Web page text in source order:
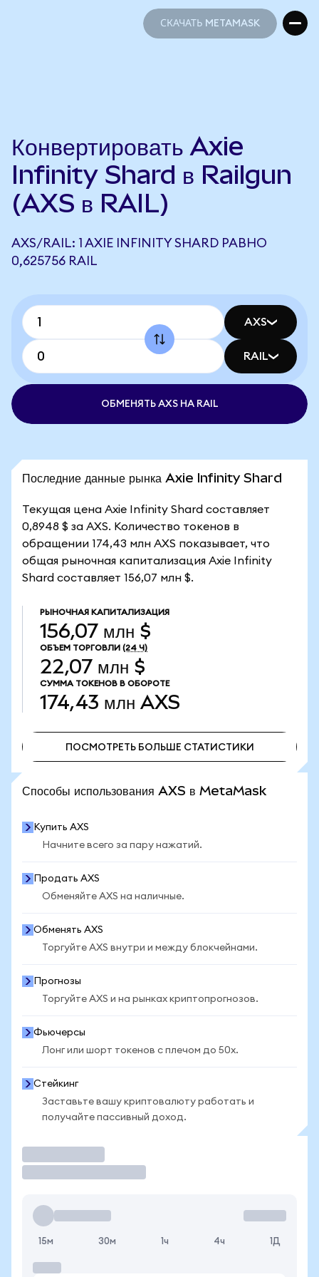
СКАЧАТЬ METAMASK
Конвертировать Axie
Infinity Shard в Railgun
(AXS в RAIL)
AXS/RAIL: 1 AXIE INFINITY SHARD РАВНО
0,625756 RAIL
AXS
RAIL
ОБМЕНЯТЬ AXS НА RAIL
Последние данные рынка Axie Infinity Shard
Текущая цена Axie Infinity Shard составляет
0,8948 $ за AXS. Количество токенов в
обращении 174,43 млн AXS показывает, что
общая рыночная капитализация Axie Infinity
Shard составляет 156,07 млн $.
РЫНОЧНАЯ КАПИТАЛИЗАЦИЯ
156,07 млн $
ОБЪЕМ ТОРГОВЛИ (24 Ч)
22,07 млн $
СУММА ТОКЕНОВ В ОБОРОТЕ
174,43 млн AXS
ПОСМОТРЕТЬ БОЛЬШЕ СТАТИСТИКИ
Способы использования AXS в MetaMask
Купить AXS
Начните всего за пару нажатий.
Продать AXS
Обменяйте AXS на наличные.
Обменять AXS
Торгуйте AXS внутри и между блокчейнами.
Прогнозы
Торгуйте AXS и на рынках криптопрогнозов.
Фьючерсы
Лонг или шорт токенов с плечом до 50x.
Стейкинг
Заставьте вашу криптовалюту работать и
получайте пассивный доход.
15м 30м 1ч 4ч 1Д